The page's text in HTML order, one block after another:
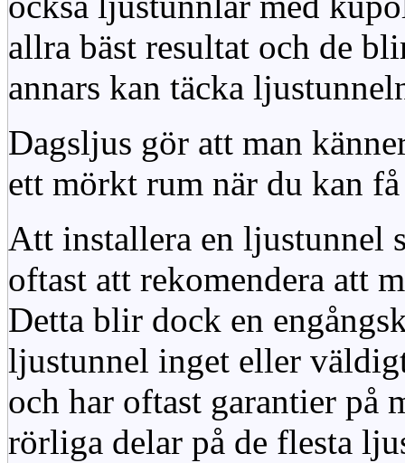
allra bäst resultat och de
annars kan täcka
Dagsljus gör att man
ett mörkt rum när du kan
Att installera en ljustunnel
oftast att rekomendera att
Detta blir dock en
ljustunnel inget eller
och har oftast garantier på
rörliga delar på de flesta